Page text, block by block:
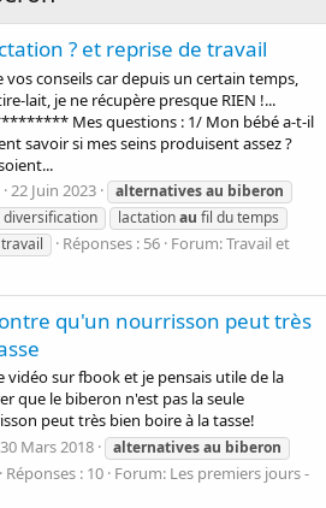
? et reprise de travail
vos conseils car depuis un certain temps,
lait, je ne récupère presque RIEN !...
Mes questions : 1/ Mon bébé a-t-il
savoir si mes seins produisent assez ?
22 Juin 2023 alternativesau biberon
diversification lactationau fil du temps
travail Réponses : 56 Forum:Travail et
qu'un nourrisson peut très
vidéo sur fbook et je pensais utile de la
que le biberon n'est pas la seule
peut très bien boire à la tasse!
30 Mars 2018 alternativesau biberon
Réponses : 10 Forum: Les premiers jours -